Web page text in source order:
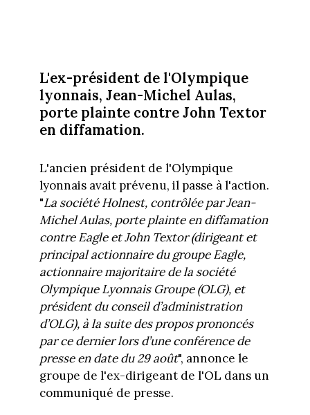
L'ex-président de l'Olympique
lyonnais, Jean-Michel Aulas,
porte plainte contre John Textor
en diffamation.
L'ancien président de l'Olympique
lyonnais avait prévenu, il passe à l'action.
"La société Holnest, contrôlée par Jean-
Michel Aulas, porte plainte en diffamation
contre Eagle et John Textor (dirigeant et
principal actionnaire du groupe Eagle,
actionnaire majoritaire de la société
Olympique Lyonnais Groupe (OLG), et
président du conseil d’administration
d’OLG), à la suite des propos prononcés
par ce dernier lors d’une conférence de
presse en date du 29 août", annonce le
groupe de l'ex-dirigeant de l'OL dans un
communiqué de presse.